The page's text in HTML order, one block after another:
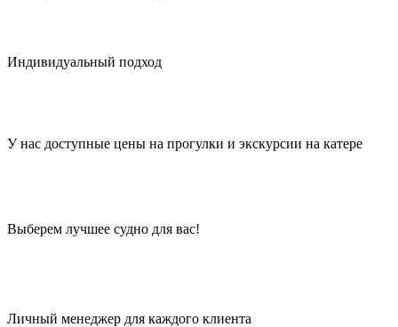
Индивидуальный подход
У нас доступные цены на прогулки и экскурсии на катере
Выберем лучшее судно для вас!
Личный менеджер для каждого клиента